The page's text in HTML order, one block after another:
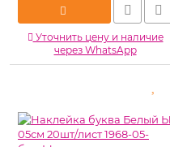
Уточнить цену и наличие
через WhatsApp